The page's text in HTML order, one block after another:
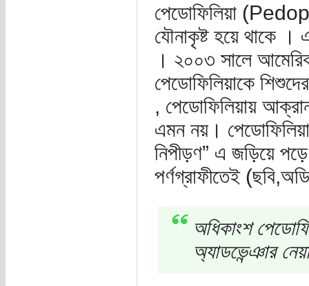
পেডোফিলিয়া
যৌনাকৃষ্ট হয়ে থাকে ।
। ২০০৩ সালে
পেডোফিলিয়াকে
, পেডোফিলিয়ায়
এমন নয়।
নিপীড়ণ” এ জড়িয়ে
পর্ণগ্রাফীতেই
অধিকাংশ
অ্যাডভেন্ঞার